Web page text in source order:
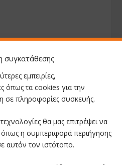
συγκατάθεσης
εμπειρίες,
όπως τα cookies για την
σε πληροφορίες συσκευής.
θα μας επιτρέψει να
η συμπεριφορά περιήγησης
αυτόν τον ιστότοπο.